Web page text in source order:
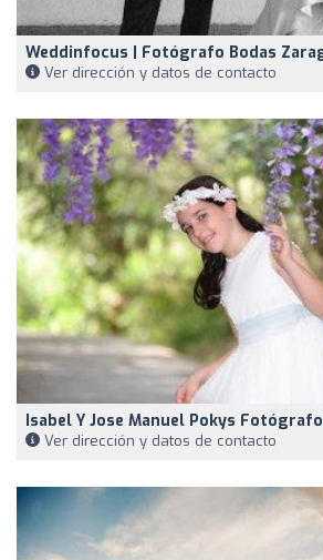
Weddinfocus | Fotógrafo Bodas
Ver dirección y datos de contacto
Isabel Y Jose Manuel Pokys
Ver dirección y datos de contacto